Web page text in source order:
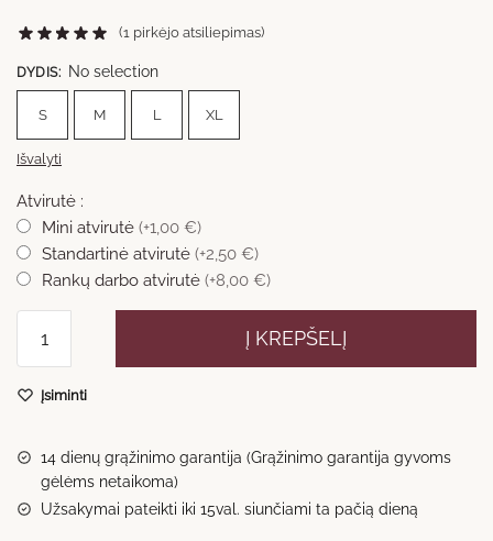
(1 pirkėjo atsiliepimas)
DYDIS: No selection
S M L XL
Išvalyti
Atvirutė :
Mini atvirutė (+1,00 €)
Standartinė atvirutė (+2,50 €)
Rankų darbo atvirutė (+8,00 €)
kiekis:
puokštė
Į KREPŠELĮ
Įsiminti
14 dienų grąžinimo garantija (Grąžinimo garantija gyvoms
gėlėms netaikoma)
Užsakymai pateikti iki 15val. siunčiami ta pačią dieną